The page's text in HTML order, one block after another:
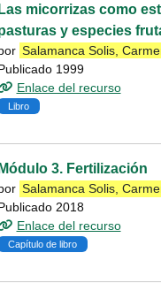
Las micorrizas como
y especies
Salamanca Solis,
1999
Enlace del recurso
Libro
Módulo 3. Fertilización
Salamanca Solis,
2018
Enlace del recurso
Capítulo de libro